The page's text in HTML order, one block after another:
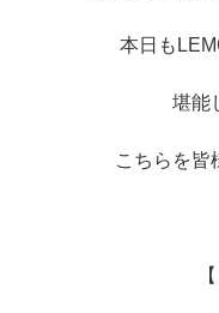
本日も
堪能
こちらを皆
【